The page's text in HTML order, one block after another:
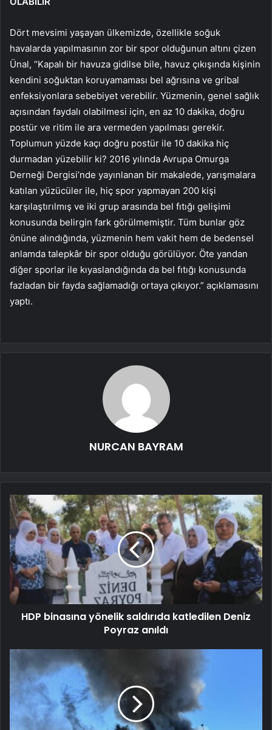
Dört mevsimi yaşayan ülkemizde, özellikle soğuk
havalarda yapılmasının zor bir spor olduğunun altını çizen
Ünal, “Kapalı bir havuza gidilse bile, havuz çıkışında kişinin
kendini soğuktan koruyamaması bel ağrısına ve gribal
enfeksiyonlara sebebiyet verebilir. Yüzmenin, genel sağlık
açısından faydalı olabilmesi için, en az 10 dakika, doğru
postür ve ritim ile ara vermeden yapılması gerekir.
Toplumun yüzde kaçı doğru postür ile 10 dakika hiç
durmadan yüzebilir ki? 2016 yılında Avrupa Omurga
Derneği Dergisi’nde yayınlanan bir makalede, yarışmalara
katılan yüzücüler ile, hiç spor yapmayan 200 kişi
karşılaştırılmış ve iki grup arasında bel fıtığı gelişimi
konusunda belirgin fark görülmemiştir. Tüm bunlar göz
önüne alındığında, yüzmenin hem vakit hem de bedensel
anlamda talepkâr bir spor olduğu görülüyor. Öte yandan
diğer sporlar ile kıyaslandığında da bel fıtığı konusunda
fazladan bir fayda sağlamadığı ortaya çıkıyor.” açıklamasını
yaptı.
NURCAN BAYRAM
HDP binasına yönelik saldırıda katledilen Deniz
Poyraz anıldı